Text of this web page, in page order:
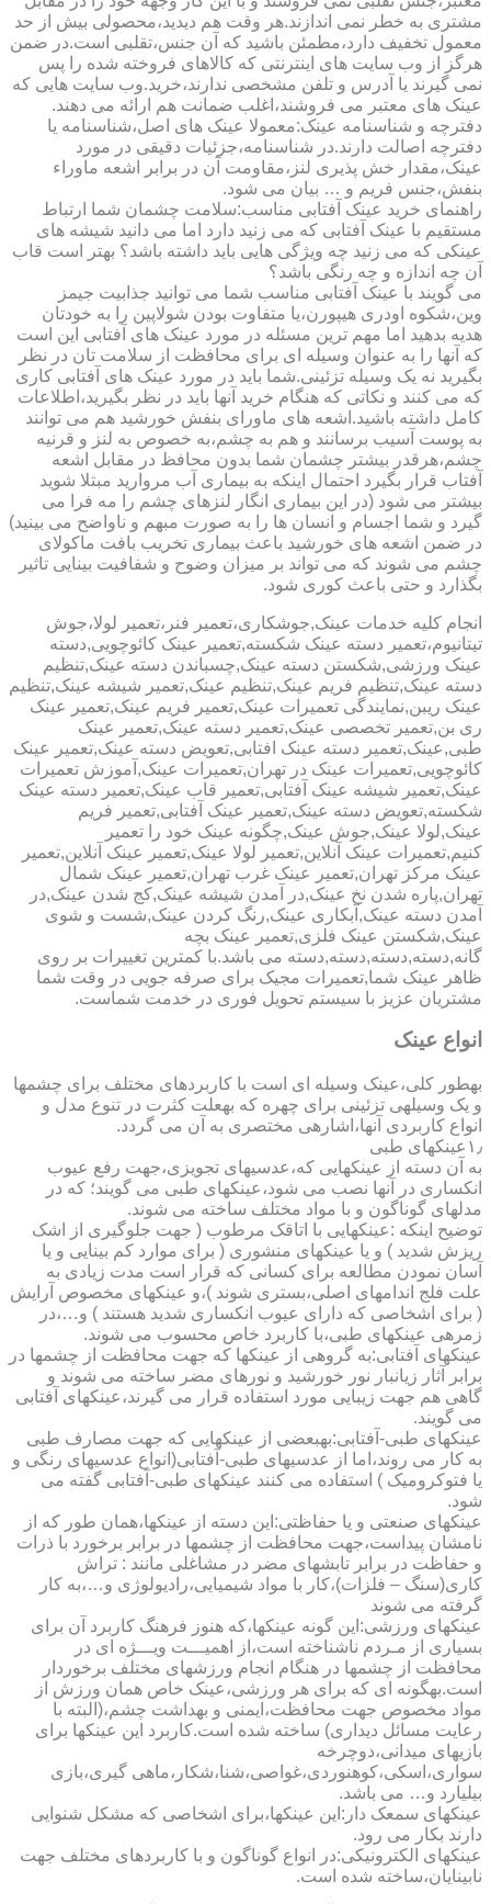
مشتری به خطر نمی اندازند.هر وقت هم دیدید،محصولی بیش از حد
معمول تخفیف دارد،مطمئن باشید که آن جنس،تقلبی است.در ضمن
هرگز از وب سایت های اینترنتی که کالاهای فروخته شده را پس
نمی گیرند یا آدرس و تلفن مشخصی ندارند،خرید.وب سایت هایی که
عینک های معتبر می فروشند،اغلب ضمانت هم ارائه می دهند.
دفترچه و شناسنامه عینک:معمولا عینک های اصل،شناسنامه یا
دفترچه اصالت دارند.در شناسنامه،جزئیات دقیقی در مورد
عینک،مقدار خش پذیری لنز،مقاومت آن در برابر اشعه ماوراء
بنفش،جنس فریم و … بیان می شود.
راهنمای خرید عینک آفتابی مناسب:سلامت چشمان شما ارتباط
مستقیم با عینک آفتابی که می زنید دارد اما می دانید شیشه های
عینکی که می زنید چه ویژگی هایی باید داشته باشد؟ بهتر است قاب
آن چه اندازه و چه رنگی باشد؟
می گویند با عینک آفتابی مناسب شما می توانید جذابیت جیمز
وین،شکوه اودری هیپورن،یا متفاوت بودن شولاپین را به خودتان
هدیه بدهید اما مهم ترین مسئله در مورد عینک های آفتابی این است
که آنها را به عنوان وسیله ای برای محافظت از سلامت تان در نظر
بگیرید نه یک وسیله تزئینی.شما باید در مورد عینک های آفتابی کاری
که می کنند و نکاتی که هنگام خرید آنها باید در نظر بگیرید،اطلاعات
کامل داشته باشید.اشعه های ماورای بنفش خورشید هم می توانند
به پوست آسیب برسانند و هم به چشم،به خصوص به لنز و قرنیه
چشم،هرقدر بیشتر چشمان شما بدون محافظ در مقابل اشعه
آفتاب قرار بگیرد احتمال اینکه به بیماری آب مروارید مبتلا شوید
بیشتر می شود (در این بیماری انگار لنزهای چشم را مه فرا می
گیرد و شما اجسام و انسان ها را به صورت مبهم و ناواضح می بینید)
در ضمن اشعه های خورشید باعث بیماری تخریب بافت ماکولای
چشم می شوند که می تواند بر میزان وضوح و شفافیت بینایی تاثیر
بگذارد و حتی باعث کوری شود.
انجام کلیه خدمات عینک,جوشکاری،تعمیر فنر،تعمیر لولا،جوش
تیتانیوم،تعمیر دسته عینک شکسته,تعمیر عینک کائوچویی,دسته
عینک ورزشی,شکستن دسته عینک,چسباندن دسته عینک,تنظیم
دسته عینک,تنظیم فریم عینک,تنظیم عینک,تعمیر شیشه عینک,تنظیم
عینک ریبن,نمایندگی تعمیرات عینک,تعمیر فریم عینک,تعمیر عینک
ری بن,تعمیر تخصصی عینک,تعمیر دسته عینک,تعمیر عینک
طبی,عینک,تعمیر دسته عینک افتابی,تعویض دسته عینک,تعمیر عینک
کائوچویی,تعمیرات عینک در تهران,تعمیرات عینک,آموزش تعمیرات
عینک,تعمیر شیشه عینک آفتابی,تعمیر قاب عینک,تعمیر دسته عینک
شکسته,تعویض دسته عینک,تعمیر عینک آفتابی,تعمیر فریم
عینک,لولا عینک,جوش عینک,چگونه عینک خود را تعمیر
کنیم,تعمیرات عینک آنلاین,تعمیر لولا عینک,تعمیر عینک آنلاین,تعمیر
عینک مرکز تهران,تعمیر عینک غرب تهران,تعمیر عینک شمال
تهران,پاره شدن نخ عینک,در آمدن شیشه عینک,کج شدن عینک,در
آمدن دسته عینک,آبکاری عینک,رنگ کردن عینک,شست و شوی
عینک,شکستن عینک فلزی,تعمیر عینک بچه
گانه,دسته,دسته,دسته,دسته می باشد.با کمترین تغییرات بر روی
ظاهر عینک شما,تعمیرات مجیک برای صرفه جویی در وقت شما
مشتریان عزیز با سیستم تحویل فوری در خدمت شماست.
انواع عینک
به­طور کلی،عینک وسیله ای است با کاربردهای مختلف برای چشمها
و یک وسیله­ی تزئینی برای چهره که به­علت کثرت در تنوع مدل و
انواع کاربردی آنها،اشاره­ی مختصری به آن می گردد.
۱٫عینکهای طبی
به آن دسته از عینکهایی که،عدسیهای تجویزی،جهت رفع عیوب
انکساری در آنها نصب می شود،عینکهای طبی می گویند؛ که در
مدلهای گوناگون و با مواد مختلف ساخته می شوند.
توضیح اینکه :عینکهایی با اتاقک مرطوب ( جهت جلوگیری از اشک
ریزش شدید ) و یا عینکهای منشوری ( برای موارد کم بینایی و یا
آسان نمودن مطالعه برای کسانی که قرار است مدت زیادی به
علت فلج اندامهای اصلی،بستری شوند )،و عینکهای مخصوص آرایش
( برای اشخاصی که دارای عیوب انکساری شدید هستند ) و…،در
زمره­ی عینکهای طبی،با کاربرد خاص محسوب می شوند.
عینکهای آفتابی:به گروهی از عینکها که جهت محافظت از چشمها در
برابر آثار زیانبار نور خورشید و نورهای مضر ساخته می شوند و
گاهی هم جهت زیبایی مورد استفاده قرار می گیرند،عینکهای آفتابی
می گویند.
عینکهای طبی-آفتابی:به­بعضی از عینکهایی که جهت مصارف طبی
به کار می روند،اما از عدسیهای طبی-آفتابی(انواع عدسیهای رنگی و
یا فتوکرومیک ) استفاده می کنند عینکهای طبی-آفتابی گفته می
شود.
عینکهای صنعتی و یا حفاظتی:این دسته از عینکها،همان طور که از
نامشان پیداست،جهت محافظت از چشمها در برابر برخورد با ذرات
و حفاظت در برابر تابشهای مضر در مشاغلی مانند : تراش
کاری(سنگ – فلزات)،کار با مواد شیمیایی،رادیولوژی و…،به کار
گرفته می شوند
عینکهای ورزشی:این گونه عینکها،که هنوز فرهنگ کاربرد آن برای
بسیاری از مـردم ناشناخته است،از اهمیـــت ویـــژه ای در
محافظت از چشمها در هنگام انجام ورزشهای مختلف برخوردار
است.به­گونه ای که برای هر ورزشی،عینک خاص همان ورزش از
مواد مخصوص جهت محافظت،ایمنی و بهداشت چشم،(البته با
رعایت مسائل دیداری) ساخته شده است.کاربرد این عینکها برای
بازیهای میدانی،دوچرخه
سواری،اسکی،کوهنوردی،غواصی،شنا،شکار،ماهی گیری،بازی
بیلیارد و… می باشد.
عینکهای سمعک دار:این عینکها،برای اشخاصی که مشکل شنوایی
دارند بکار می رود.
عینکهای الکترونیکی:در انواع گوناگون و با کاربردهای مختلف جهت
نابینایان،ساخته شده است.